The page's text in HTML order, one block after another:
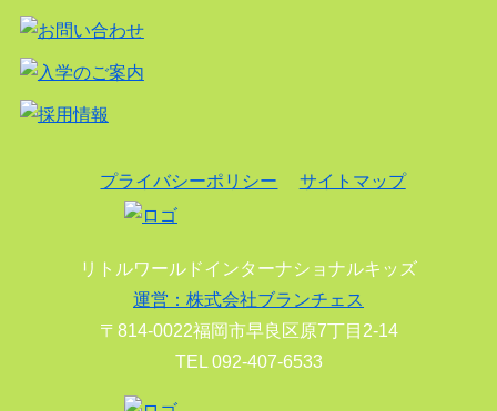
プライバシーポリシー サイトマップ
リトルワールドインターナショナルキッズ
運営：株式会社ブランチェス
〒814-0022福岡市早良区原7丁目2-14
TEL 092-407-6533